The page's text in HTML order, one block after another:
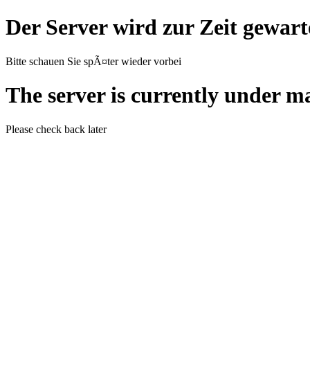
Der Server wird zur Zeit
Bitte schauen Sie spÃ¤ter wieder vorbei
The server is currently under
Please check back later